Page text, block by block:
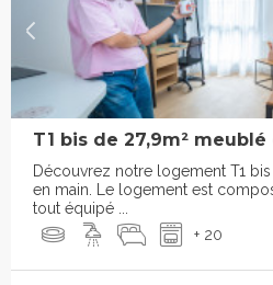
T1 bis de 27,9m²
Découvrez notre logement T1
en main. Le logement est
tout équipé ...
+ 20